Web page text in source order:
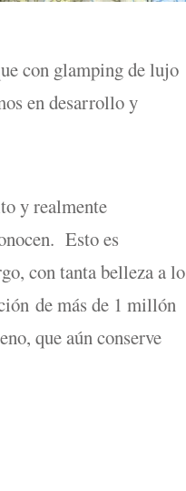
con glamping de lujo
en desarrollo y
y realmente
Esto es
con tanta belleza a lo
de más de 1 millón
que aún conserve